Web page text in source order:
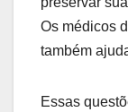
Os médicos
também
Essas